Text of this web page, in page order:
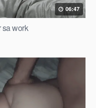
06:47
sa work